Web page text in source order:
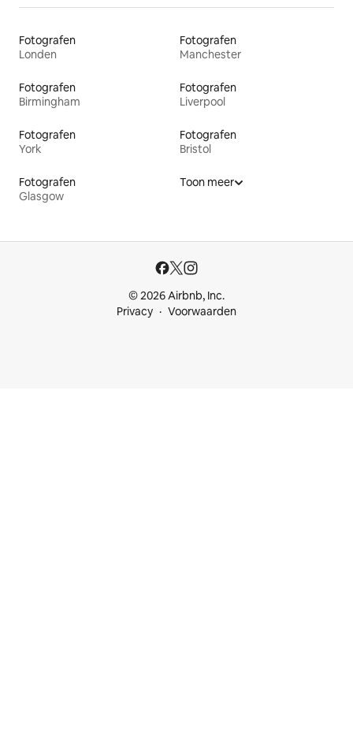
Fotografen
Londen
Fotografen
Manchester
Fotografen
Birmingham
Fotografen
Liverpool
Fotografen
York
Fotografen
Bristol
Fotografen
Glasgow
Toon meer
© 2026 Airbnb, Inc.
Privacy
Voorwaarden